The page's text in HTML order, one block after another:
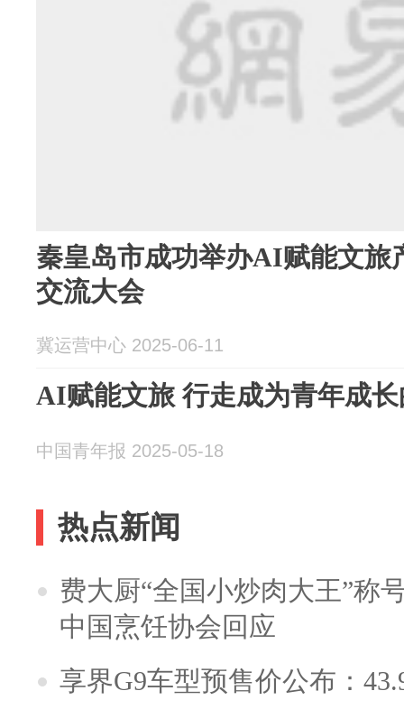
秦皇岛市成功举办AI赋能文旅
交流大会
冀运营中心 2025-06-11
AI赋能文旅 行走成为青年成
中国青年报 2025-05-18
热点新闻
费大厨“全国小炒肉大王”称
中国烹饪协会回应
享界G9车型预售价公布：